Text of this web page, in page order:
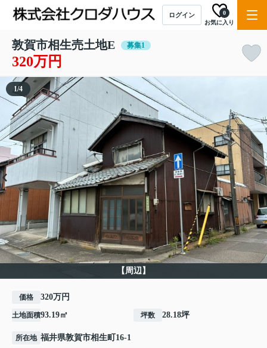
ログイン
お気に入り
0
敦賀市相生売土地E 募集1
320万円
【周辺】
1/4
価格 320万円
土地面積93.19㎡ 坪数 28.18坪
所在地 福井県敦賀市相生町 16-1